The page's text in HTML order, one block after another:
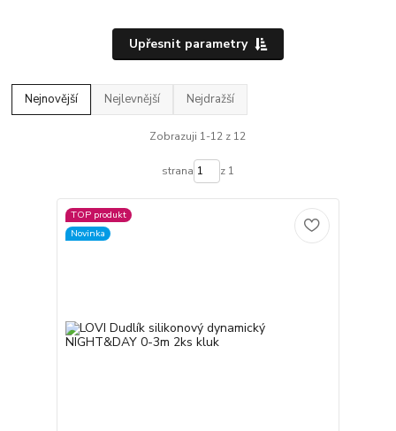
Upřesnit parametry
Nejnovější Nejlevnější Nejdražší
Zobrazuji 1-12 z 12
strana z 1
TOP produkt
Novinka